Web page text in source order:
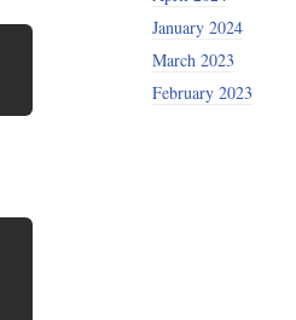
January 2024
March 2023
February 2023